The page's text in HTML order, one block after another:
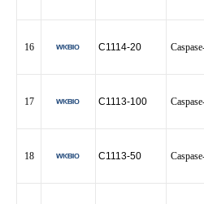
16 C1114-20
17 C1113-100
18 C1113-50